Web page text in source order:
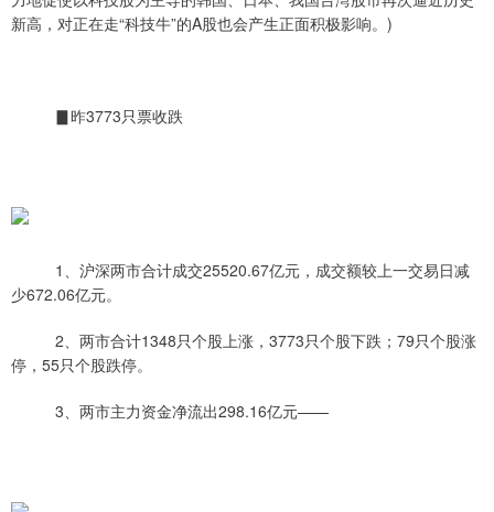
新高，对正在走“科技牛”的A股也会产生正面积极影响。)
▊昨3773只票收跌
1、沪深两市合计成交25520.67亿元，成交额较上一交易日减
少672.06亿元。
2、两市合计1348只个股上涨，3773只个股下跌；79只个股涨
停，55只个股跌停。
3、两市主力资金净流出298.16亿元——